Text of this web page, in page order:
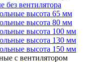
без вентилятора
высота 65 мм
высота 80 мм
высота 100 мм
высота 130 мм
высота 150 мм